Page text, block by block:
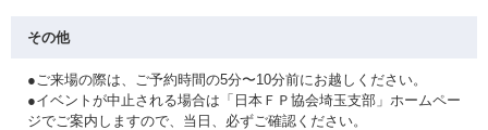
その他
●ご来場の際は、ご予約時間の5分〜10分前にお越しください。
●イベントが中止される場合は「日本ＦＰ協会埼玉支部」ホームペー
ジでご案内しますので、当日、必ずご確認ください。